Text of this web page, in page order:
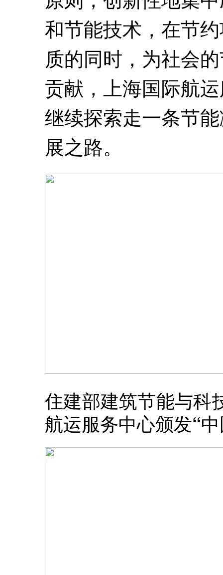
和节能技术，在节
质的同时，为社会
贡献，上海国际航
继续探索走一条节
展之路。
住建部建筑节能与科
航运服务中心颁发“